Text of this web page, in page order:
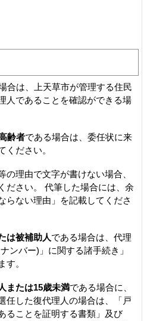
合は、上天草市が管理する住民
人であることを確認ができる場
齢者である場合は、委任状に来
ください。
の理由で文字が書けない場合、
ださい。 代筆した場合には、余
らない理由」を記載してくださ
は被補助人である場合は、代理
ンバー)」に関する諸手続き」
す。
または15歳未満である場合に、
任した復代理人の場合は、「戸
ることを証明する書類」及び